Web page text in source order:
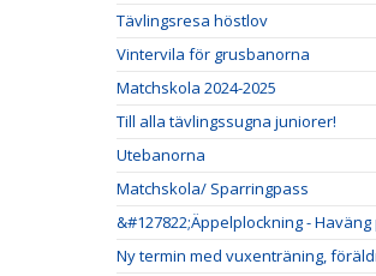
Tävlingsresa höstlov
Vintervila för grusbanorna
Matchskola 2024-2025
Till alla tävlingssugna juniorer!
Utebanorna
Matchskola/ Sparringpass
&#127822;Äppelplockning - Haväng
Ny termin med vuxenträning,